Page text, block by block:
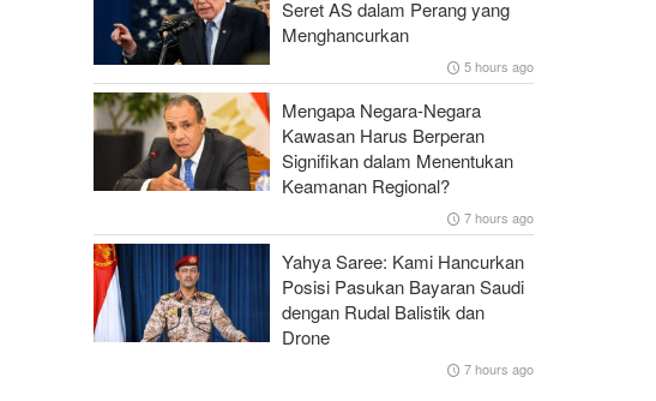
Seret AS dalam Perang yang
Menghancurkan
5 hours ago
Mengapa Negara-Negara
Kawasan Harus Berperan
Signifikan dalam Menentukan
Keamanan Regional?
7 hours ago
Yahya Saree: Kami Hancurkan
Posisi Pasukan Bayaran Saudi
dengan Rudal Balistik dan
Drone
7 hours ago